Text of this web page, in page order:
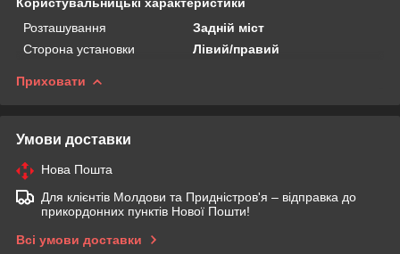
Розташування
Задній міст
Сторона установки
Лівий/правий
Приховати
Умови доставки
Нова Пошта
Для клієнтів Молдови та Придністров'я – відправка до
прикордонних пунктів Нової Пошти!
Всі умови доставки